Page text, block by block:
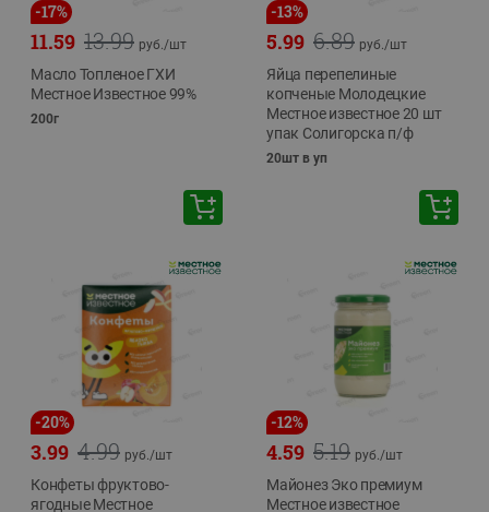
-17%
13.99
11.59 руб./шт
Масло Топленое ГХИ
Местное Известное 99%
200г
-13%
6.89
5.99 руб./шт
Яйца перепелиные
копченые Молодецкие
Местное известное 20 шт
упак Солигорска п/ф
20шт в уп
-20%
4.99
3.99 руб./шт
Конфеты фруктово-
ягодные Местное
-12%
5.19
4.59 руб./шт
Майонез Эко премиум
Местное известное